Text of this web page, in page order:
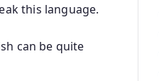
this language.
can be quite